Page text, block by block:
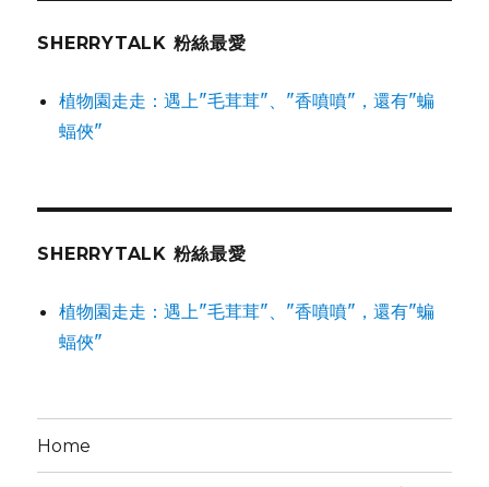
SHERRYTALK 粉絲最愛
植物園走走：遇上"毛茸茸"、"香噴噴"，還有"蝙
蝠俠"
SHERRYTALK 粉絲最愛
植物園走走：遇上"毛茸茸"、"香噴噴"，還有"蝙
蝠俠"
Home